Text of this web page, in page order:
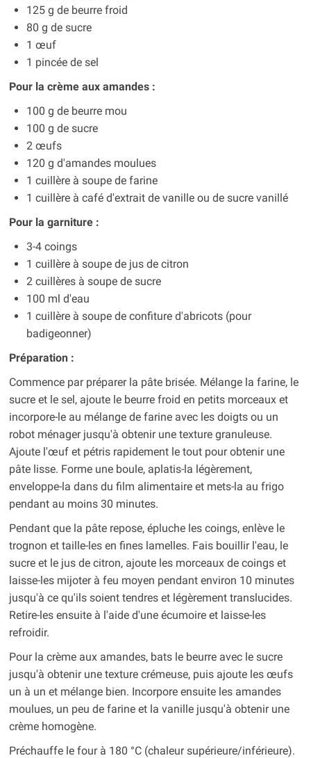
125 g de beurre froid
80 g de sucre
1 œuf
1 pincée de sel
Pour la crème aux amandes :
100 g de beurre mou
100 g de sucre
2 œufs
120 g d'amandes moulues
1 cuillère à soupe de farine
1 cuillère à café d'extrait de vanille ou de sucre vanillé
Pour la garniture :
3-4 coings
1 cuillère à soupe de jus de citron
2 cuillères à soupe de sucre
100 ml d'eau
1 cuillère à soupe de confiture d'abricots (pour
badigeonner)
Préparation :
Commence par préparer la pâte brisée. Mélange la farine, le
sucre et le sel, ajoute le beurre froid en petits morceaux et
incorpore-le au mélange de farine avec les doigts ou un
robot ménager jusqu'à obtenir une texture granuleuse.
Ajoute l'œuf et pétris rapidement le tout pour obtenir une
pâte lisse. Forme une boule, aplatis-la légèrement,
enveloppe-la dans du film alimentaire et mets-la au frigo
pendant au moins 30 minutes.
Pendant que la pâte repose, épluche les coings, enlève le
trognon et taille-les en fines lamelles. Fais bouillir l'eau, le
sucre et le jus de citron, ajoute les morceaux de coings et
laisse-les mijoter à feu moyen pendant environ 10 minutes
jusqu'à ce qu'ils soient tendres et légèrement translucides.
Retire-les ensuite à l'aide d'une écumoire et laisse-les
refroidir.
Pour la crème aux amandes, bats le beurre avec le sucre
jusqu'à obtenir une texture crémeuse, puis ajoute les œufs
un à un et mélange bien. Incorpore ensuite les amandes
moulues, un peu de farine et la vanille jusqu'à obtenir une
crème homogène.
Préchauffe le four à 180 °C (chaleur supérieure/inférieure).